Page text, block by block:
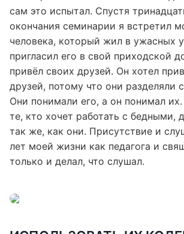
Важно, чтобы они начали что-то
сам это испытал. Спустя
окончания семинарии я встретил
человека, который жил в ужасных
пригласил его в свой приходской
привёл своих друзей. Он хотел
друзей, потому что они разделяли
Они понимали его, а он понимал их.
те, кто хочет работать с бедными,
так же, как они. Присутствие и
лет моей жизни как педагога и